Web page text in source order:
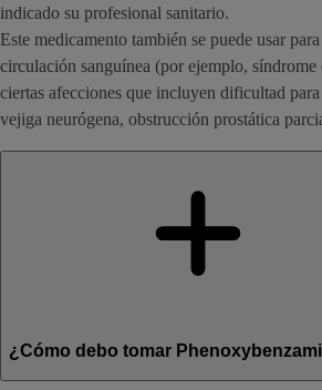
indicado su profesional sanitario.
Este medicamento también se puede usar
circulación sanguínea (por ejemplo, síndrome
ciertas afecciones que incluyen dificultad
vejiga neurógena, obstrucción prostática
¿Cómo debo tomar